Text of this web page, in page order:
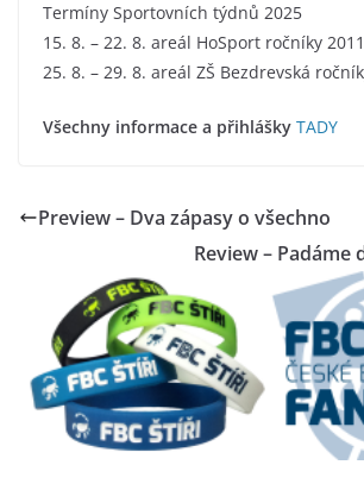
Termíny Sportovních týdnů 2025
15. 8. – 22. 8. areál HoSport ročníky
25. 8. – 29. 8. areál ZŠ Bezdrevská
Všechny informace a přihlášky TADY
Preview – Dva zápasy o všechno
Review –